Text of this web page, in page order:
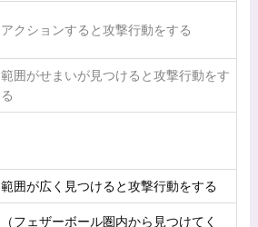
アクションすると攻撃行動をする
範囲がせまいが見つけると攻撃行動をす
る
範囲が広く見つけると攻撃行動をする
（フェザーボール圏内から見つけてく